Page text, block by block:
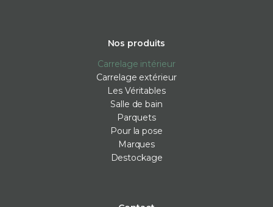
Nos produits
Carrelage intérieur
Carrelage extérieur
Les Véritables
Salle de bain
Parquets
Pour la pose
Marques
Destockage